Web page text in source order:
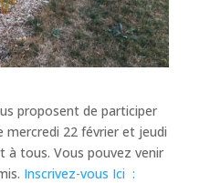
proposent de participer
22 février et jeudi
à tous. Vous pouvez venir
Inscrivez-vous Ici :